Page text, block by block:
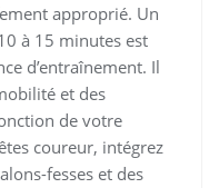
approprié. Un
à 15 minutes est
d’entraînement. Il
et des
de votre
coureur, intégrez
fesses et des